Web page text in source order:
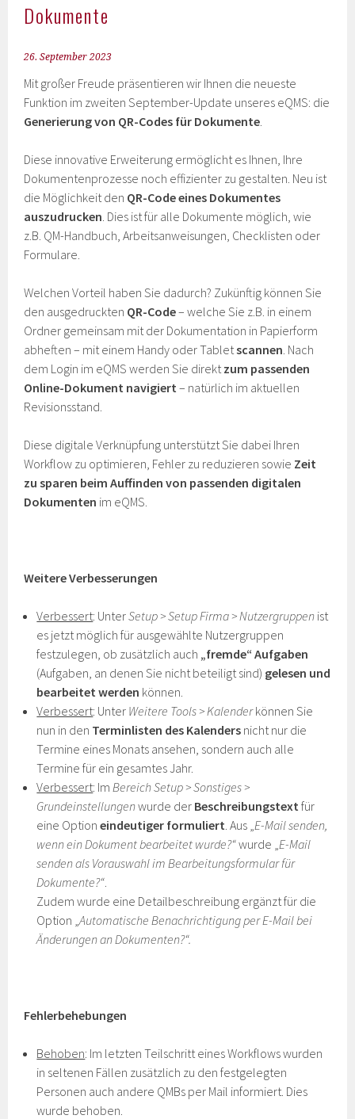
Dokumente
26. September 2023
Mit großer Freude präsentieren wir Ihnen die neueste
Funktion im zweiten September-Update unseres eQMS: die
Generierung von QR-Codes für Dokumente.
Diese innovative Erweiterung ermöglicht es Ihnen, Ihre
Dokumentenprozesse noch effizienter zu gestalten. Neu ist
die Möglichkeit den QR-Code eines Dokumentes
auszudrucken. Dies ist für alle Dokumente möglich, wie
z.B. QM-Handbuch, Arbeitsanweisungen, Checklisten oder
Formulare.
Welchen Vorteil haben Sie dadurch? Zukünftig können Sie
den ausgedruckten QR-Code– welche Sie z.B. in einem
Ordner gemeinsam mit der Dokumentation in Papierform
abheften – mit einem Handy oder Tabletscannen. Nach
dem Login im eQMS werden Sie direktzum passenden
Online-Dokument navigiert – natürlich im aktuellen
Revisionsstand.
Diese digitale Verknüpfung unterstützt Sie dabei Ihren
Workflow zu optimieren, Fehler zu reduzieren sowie Zeit
zu sparen beim Auffinden von passenden digitalen
Dokumenten im eQMS.
Weitere Verbesserungen
Verbessert: UnterSetup > Setup Firma > Nutzergruppen ist
es jetzt möglich für ausgewählte Nutzergruppen
festzulegen, ob zusätzlich auch „fremde“ Aufgaben
(Aufgaben, an denen Sie nicht beteiligt sind) gelesen und
bearbeitet werden können.
Verbessert: Unter Weitere Tools > Kalenderkönnen Sie
nun in den Terminlisten des Kalenders nicht nur die
Termine eines Monats ansehen, sondern auch alle
Termine für ein gesamtes Jahr.
Verbessert: ImBereich Setup > Sonstiges >
Grundeinstellungenwurde der Beschreibungstext für
eine Optioneindeutiger formuliert. Aus „E-Mail senden,
wenn ein Dokument bearbeitet wurde?“wurde „E-Mail
senden als Vorauswahl im Bearbeitungsformular für
Dokumente?“.
Zudem wurde eine Detailbeschreibung ergänzt für die
Option „Automatische Benachrichtigung per E-Mail bei
Änderungen an Dokumenten?“.
Fehlerbehebungen
Behoben: Im letzten Teilschritt eines Workflows wurden
in seltenen Fällen zusätzlich zu den festgelegten
Personen auch andere QMBs per Mail informiert. Dies
wurde behoben.